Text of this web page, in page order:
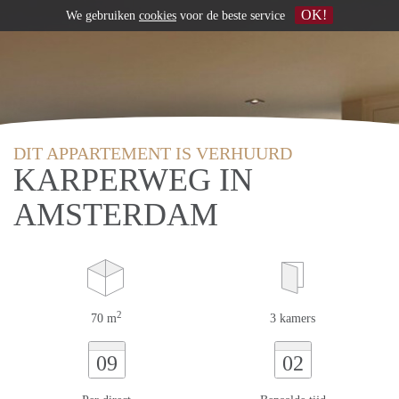
DIT APPARTEMENT IS VERHUURD
KARPERWEG IN
AMSTERDAM
70 m2 3 kamers
09 02
We gebruiken cookies voor de beste service OK!